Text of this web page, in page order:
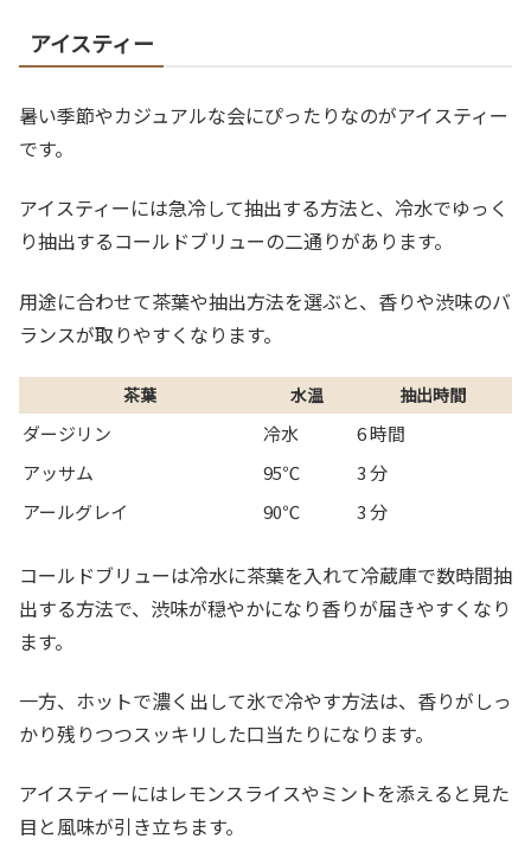
アイスティー
暑い季節やカジュアルな会にぴったりなのがアイスティー
です。
アイスティーには急冷して抽出する方法と、冷水でゆっく
り抽出するコールドブリューの二通りがあります。
用途に合わせて茶葉や抽出方法を選ぶと、香りや渋味のバ
ランスが取りやすくなります。
茶葉 水温 抽出時間
ダージリン 冷水
6 時間
アッサム
95℃
3 分
アールグレイ
90℃ 3 分
コールドブリューは冷水に茶葉を入れて冷蔵庫で数時間抽
出する方法で、渋味が穏やかになり香りが届きやすくなり
ます。
一方、ホットで濃く出して氷で冷やす方法は、香りがしっ
かり残りつつスッキリした口当たりになります。
アイスティーにはレモンスライスやミントを添えると見た
目と風味が引き立ちます。